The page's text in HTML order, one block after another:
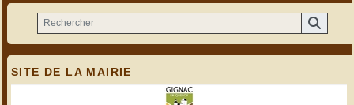
SITE DE LA MAIRIE